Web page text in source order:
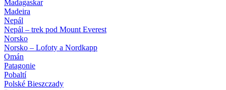
Madagaskar
Madeira
Nepál
Nepál – trek pod Mount Everest
Norsko
Norsko – Lofoty a Nordkapp
Omán
Patagonie
Pobaltí
Polské Bieszczady